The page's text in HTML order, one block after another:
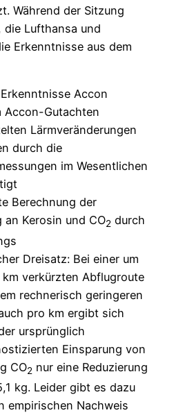
Während der Sitzung
die Lufthansa und
Erkenntnisse aus dem
Accon
Accon-Gutachten
Lärmveränderungen
durch die
im Wesentlichen
Berechnung der
an Kerosin und CO2 durch
Dreisatz: Bei einer um
km verkürzten Abflugroute
rechnerisch geringeren
pro km ergibt sich
ursprünglich
Einsparung von
CO2 nur eine Reduzierung
kg. Leider gibt es dazu
empirischen Nachweis